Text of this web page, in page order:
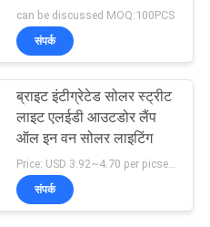
पीसी एलईडी Qty
can be discussed MOQ:100PCS
संपर्क
ब्राइट इंटीग्रेटेड सोलर स्ट्रीट
लाइट एलईडी आउटडोर लैंप
ऑल इन वन सोलर लाइटिंग
Price: USD 3.92~4.70 per picse MOQ:1 सेट
संपर्क